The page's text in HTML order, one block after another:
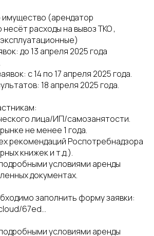
(арендатор
расходы на вывоз ТКО ,
до 13 апреля 2025 года
с 14 по 17 апреля 2025 года.
18 апреля 2025 года.
лица/ИП/самозанятости.
не менее 1 года.
рекомендаций Роспотребнадзора
книжек и т.д.).
условиями аренды
документах.
заполнить форму заявки:
67ed...
условиями аренды